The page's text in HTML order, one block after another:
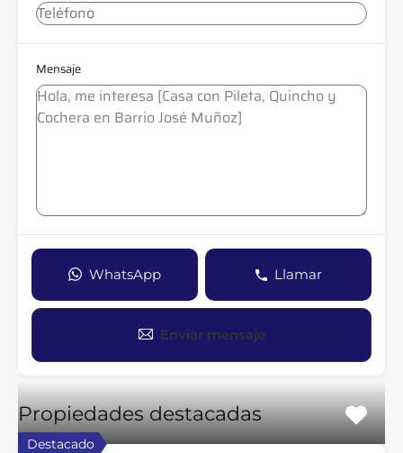
Mensaje
WhatsApp Llamar
Enviar mensaje
Propiedades destacadas
Destacado